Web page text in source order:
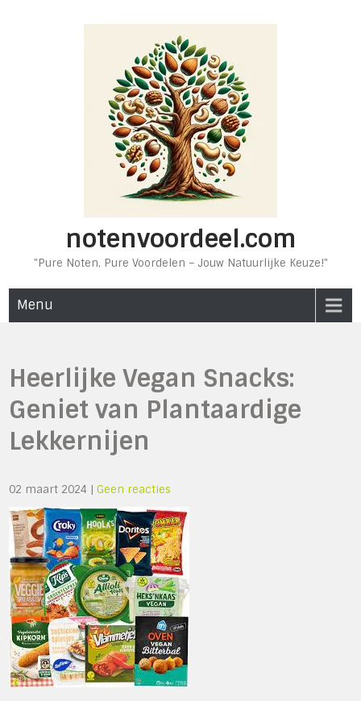
notenvoordeel.com
"Pure Noten, Pure Voordelen – Jouw Natuurlijke Keuze!"
Menu
Heerlijke Vegan Snacks:
Geniet van Plantaardige
Lekkernijen
02 maart 2024 |Geen reacties